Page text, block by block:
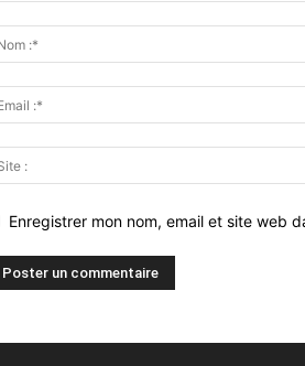
Enregistrer mon nom, email et site web